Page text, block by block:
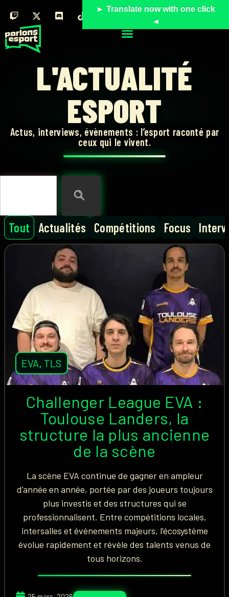
L'ACTUALITÉ
ESPORT
Actus, interviews, évènements : l’esport raconté par
ceux qui le vivent.
Actualités Compétitions Focus
Tout
EVA, TLS
Challenger League EVA :
Toulouse Landers, la
structure la plus ancienne
de la scène
La scène EVA continue de gagner en ampleur
d’année en année, portée par des joueurs toujours
plus investis et des structures qui se
professionnalisent. Entre compétitions locales,
intersalles et événements majeurs, l’écosystème
évolue rapidement et révèle des talents venus de
tous horizons.
► Translate now with one click
◄